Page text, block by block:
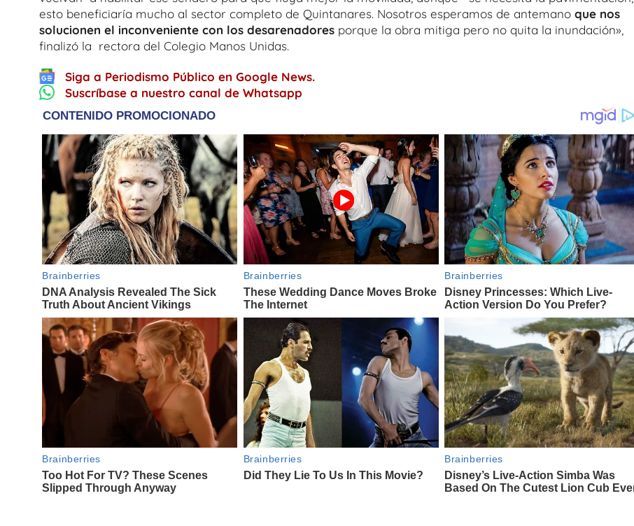
esto beneficiaría mucho al sector completo de Quintanares. Nosotros esperamos de antemano que nos
solucionen el inconveniente con los desarenadores porque la obra mitiga pero no quita la inundación»,
finalizó la rectora del Colegio Manos Unidas.
Siga a Periodismo Público en Google News.
Suscríbase a nuestro canal de Whatsapp